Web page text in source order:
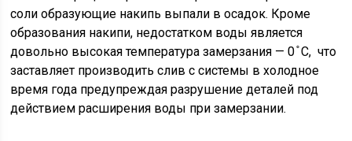
соли образующие накипь выпали в осадок. Кроме
образования накипи, недостатком воды является
довольно высокая температура замерзания — 0 ̊ С, что
заставляет производить слив с системы в холодное
время года предупреждая разрушение деталей под
действием расширения воды при замерзании.